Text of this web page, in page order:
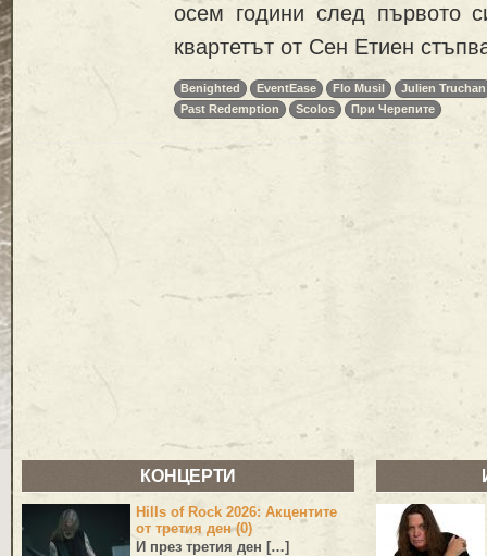
осем години след първото
квартетът от Сен Етиен
Benighted EventEase Flo Musil
Julien Truchan
Past Redemption
Scolos При Черепите
КОНЦЕРТИ
Hills of Rock 2026: Акцентите
от третия ден (0)
И през третия ден […]